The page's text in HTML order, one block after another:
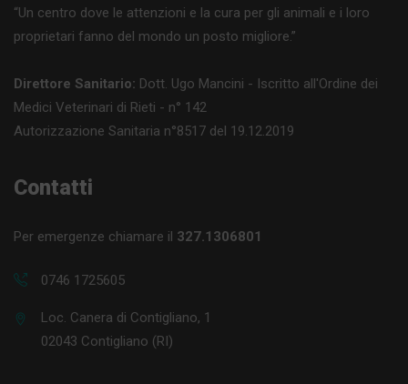
“Un centro dove le attenzioni e la cura per gli animali e i loro
proprietari fanno del mondo un posto migliore.”
Direttore Sanitario: Dott. Ugo Mancini - Iscritto all'Ordine dei
Medici Veterinari di Rieti - n° 142
Autorizzazione Sanitaria n°8517 del 19.12.2019
Contatti
Per emergenze chiamare il 327.1306801
0746 1725605
Loc. Canera di Contigliano, 1
02043 Contigliano (RI)